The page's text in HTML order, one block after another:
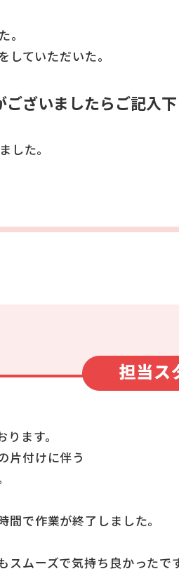
。
していただいた。
ざいましたらご記入下
した。
ます。
片付けに伴う
で作業が終了しました。
スムーズで気持ち良かったで